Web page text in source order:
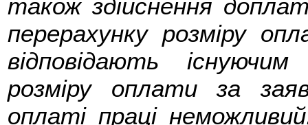
також здійснення
перерахунку розміру
відповідають
розміру оплати за
оплаті праці